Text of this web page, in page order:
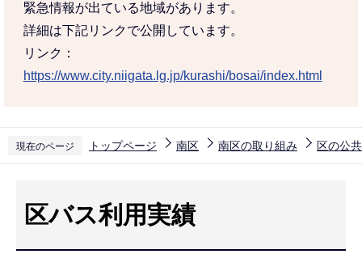
緊急情報が出ている地域があります。
詳細は下記リンクで公開しています。
リンク：
https://www.city.niigata.lg.jp/kurashi/bosai/index.html
現在のページ トップページ 南区 南区の取り組み 区の公
区バス利用実績